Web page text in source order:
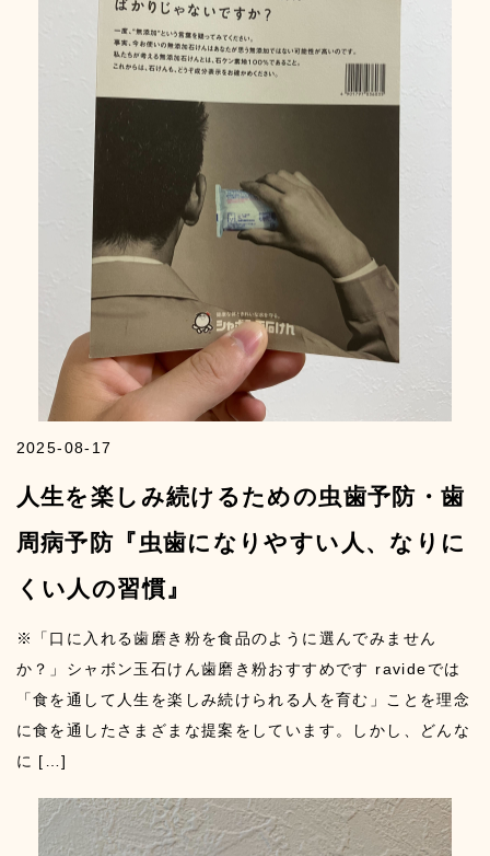
2025-08-17
人生を楽しみ続けるための虫歯予防・歯
周病予防『虫歯になりやすい人、なりに
くい人の習慣』
※「口に入れる歯磨き粉を食品のように選んでみません
か？」シャボン玉石けん歯磨き粉おすすめです ravideでは
「食を通して人生を楽しみ続けられる人を育む」ことを理念
に食を通したさまざまな提案をしています。しかし、どんな
に […]